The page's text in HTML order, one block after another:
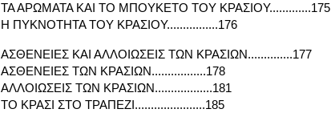
ΤΑ ΑΡΩΜΑΤΑ ΚΑΙ ΤΟ ΜΠΟΥΚΕΤΟ ΤΟΥ ΚΡΑΣΙΟΥ.............175
Η ΠΥΚΝΟΤΗΤΑ ΤΟΥ ΚΡΑΣΙΟΥ................176
ΑΣΘΕΝΕΙΕΣ ΚΑΙ ΑΛΛΟΙΩΣΕΙΣ ΤΩΝ ΚΡΑΣΙΩΝ..............177
ΑΣΘΕΝΕΙΕΣ ΤΩΝ ΚΡΑΣΙΩΝ.................178
ΑΛΛΟΙΩΣΕΙΣ ΤΩΝ ΚΡΑΣΙΩΝ..................181
ΤΟ ΚΡΑΣΙ ΣΤΟ ΤΡΑΠΕΖΙ......................185